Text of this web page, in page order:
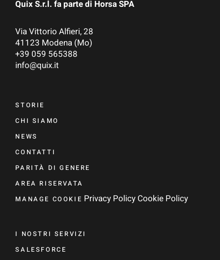
Quix S.r.l. fa parte di Horsa SPA
Via Vittorio Alfieri, 28
41123 Modena (Mo)
+39 059 565388
info@quix.it
STORIE
CHI SIAMO
NEWS
CONTATTI
PARITÀ DI GENERE
AREA RISERVATA
MANAGE COOKIE Privacy Policy Cookie Policy
I NOSTRI SERVIZI
SALESFORCE